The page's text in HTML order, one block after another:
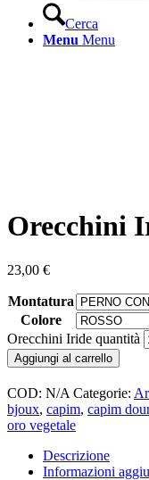
Cerca
Menu Menu
Orecchini
23,00 €
Montatura
Colore
Orecchini Iride quantità
Aggiungi al carrello
COD: N/A Categorie:
bjoux, capim, capim
oro vegetale
Descrizione
Informazioni